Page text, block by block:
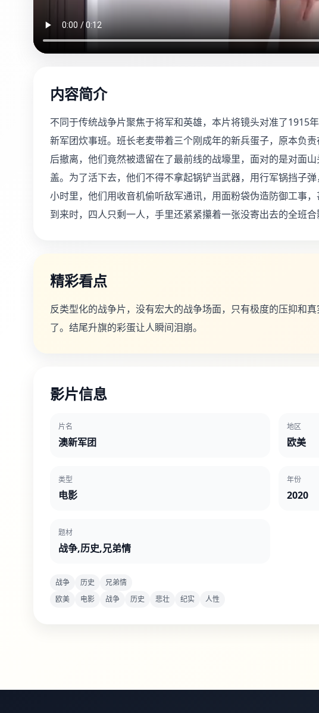
内容简介
不同于传统战争片聚焦于将军和英雄，本片将镜头对准了1915
新军团炊事班。班长老麦带着三个刚成年的新兵蛋子，原本负
后撤离，他们竟然被遗留在了最前线的战壕里，面对的是对面
盖。为了活下去，他们不得不拿起锅铲当武器，用行军锅挡子
小时里，他们用收音机偷听敌军通讯，用面粉袋伪造防御工事
到来时，四人只剩一人，手里还紧紧攥着一张没寄出去的全班合
精彩看点
反类型化的战争片，没有宏大的战争场面，只有极度的压抑和
了。结尾升旗的彩蛋让人瞬间泪崩。
影片信息
片名
澳新军团
地区
欧美
类型
电影
年份
2020
题材
战争,历史,兄弟情
战争 历史
兄弟情
欧美
电影 战争 历史 悲壮 纪实 人性